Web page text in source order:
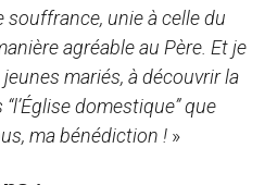
souffrance, unie à celle du
agréable au Père. Et je
mariés, à découvrir la
domestique” que
ma bénédiction ! »